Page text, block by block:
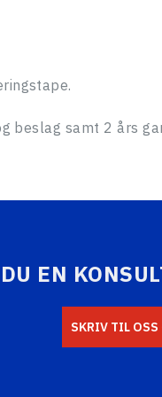
beslag samt 2 års
EN
SKRIV TIL